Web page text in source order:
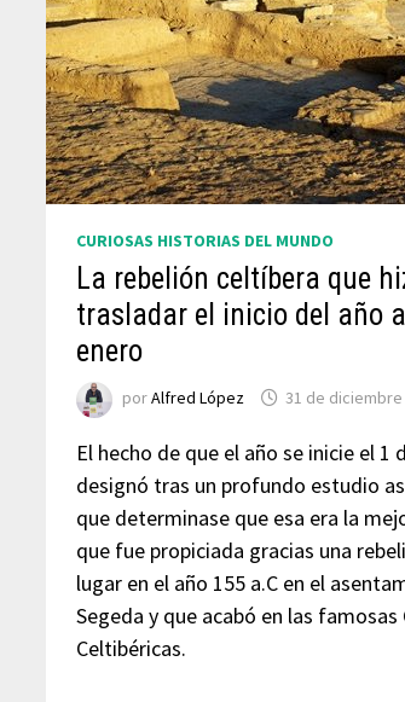
CURIOSAS HISTORIAS DEL MUNDO
La rebelión celtíbera que
trasladar el inicio del año
enero
porAlfred López 31 de
El hecho de que el año se inicie el 1
designó tras un profundo estudio
que determinase que esa era la
que fue propiciada gracias una
lugar en el año 155 a.C en el
Segeda y que acabó en las famosas
Celtibéricas.